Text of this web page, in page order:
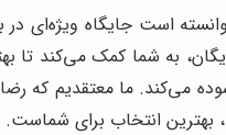
است جایگاه ویژه‌ای
به شما کمک می‌کند تا
می‌کند. ما معتقدیم که
بهترین انتخاب برای شماست.